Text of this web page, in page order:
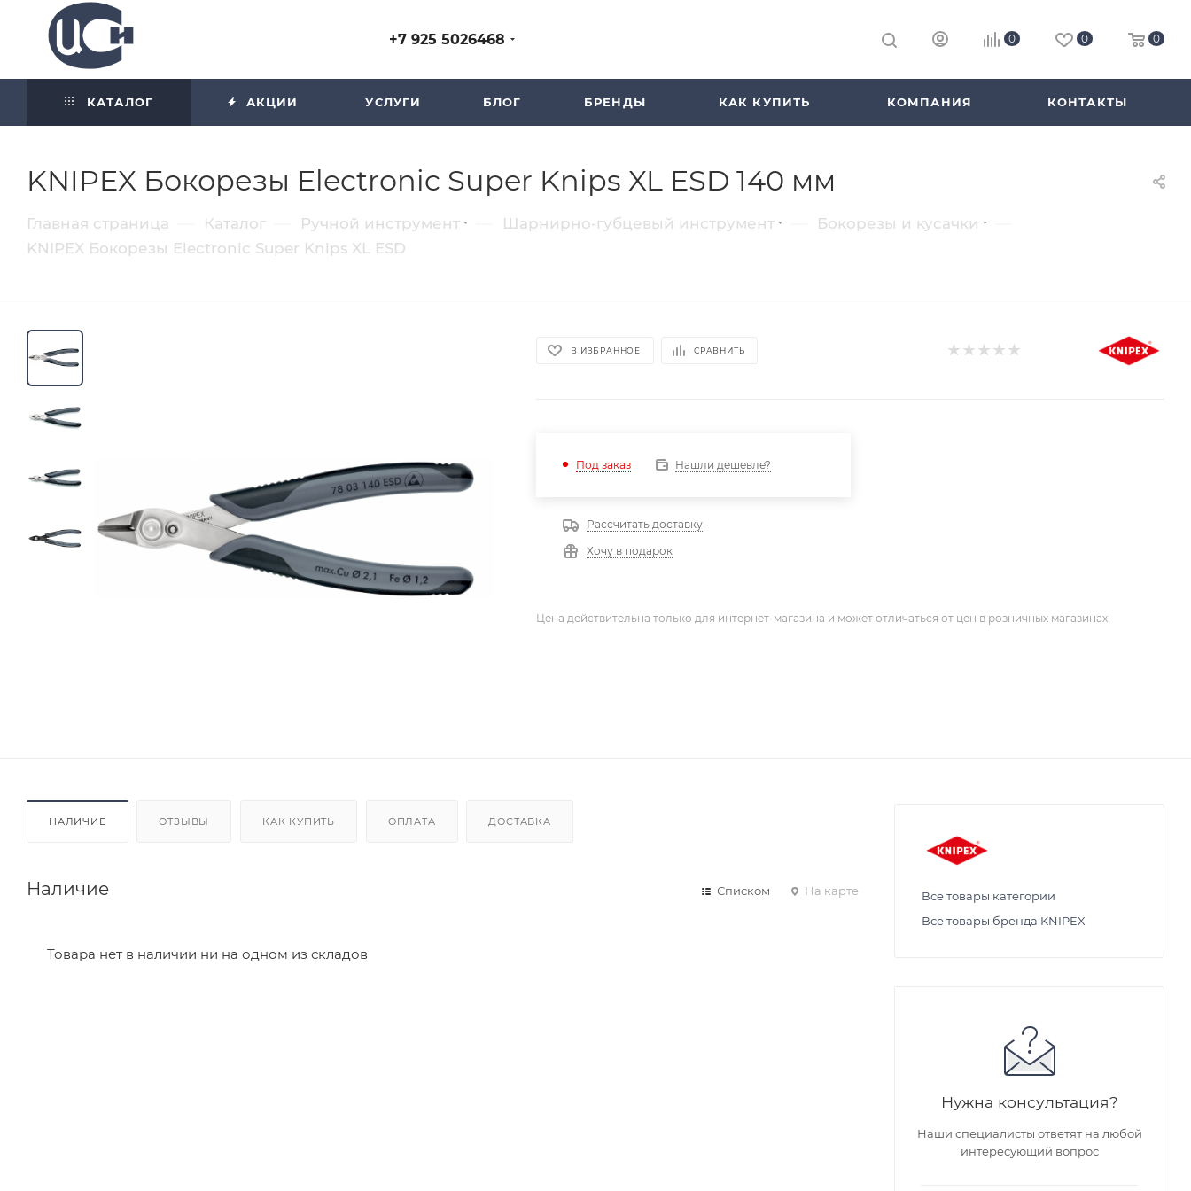
+7 925 5026468 0 0 0
КАТАЛОГ АКЦИИ УСЛУГИ БЛОГ БРЕНДЫ КАК КУПИТЬ КОМПАНИЯ КОНТАКТЫ
KNIPEX Бокорезы Electronic Super Knips XL ESD 140 мм
Главная страница Каталог Ручной инструмент Шарнирно-губцевый инструмент Бокорезы и кусачки
KNIPEX Бокорезы Electronic Super Knips XL ESD
В ИЗБРАННОЕ СРАВНИТЬ
Под заказ Нашли дешевле?
Рассчитать доставку
Хочу в подарок
Цена действительна только для интернет-магазина и может отличаться от цен в розничных магазинах
НАЛИЧИЕ ОТЗЫВЫ КАК КУПИТЬ ОПЛАТА ДОСТАВКА
Наличие Списком На карте
Товара нет в наличии ни на одном из складов
Все товары категории
Все товары бренда KNIPEX
Нужна консультация?
Наши специалисты ответят на любой
интересующий вопрос